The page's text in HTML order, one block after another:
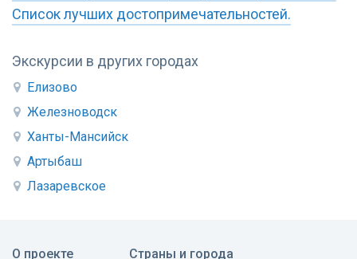
Экскурсии в других городах
Елизово
Железноводск
Ханты-Мансийск
Артыбаш
Лазаревское
Список лучших достопримечательностей.
О проекте Страны и города